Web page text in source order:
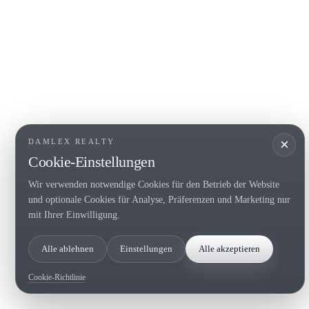
×
DAMLEX REALTY
Cookie-Einstellungen
Wir verwenden notwendige Cookies für den Betrieb der Website
und optionale Cookies für Analyse, Präferenzen und Marketing nur
mit Ihrer Einwilligung.
Alle ablehnen Einstellungen Alle akzeptieren
Cookie-Richtlinie
Begur
Tel. (+34) 935 434 367
Copyright 2000-2026 © Damlex Realty
Privacy PolicyCookie preferences